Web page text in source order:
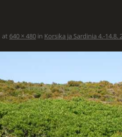
at 640 × 480 in Korsika ja Sardinia 4.-14.8.